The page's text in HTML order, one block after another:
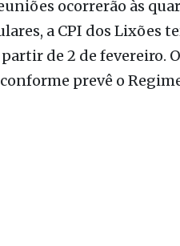
de 2 de fevereiro. O
prevê o